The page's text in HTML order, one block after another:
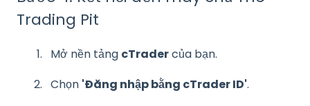
Trading Pit
Mở nền tảng cTradercủa bạn.
Chọn 'Đăng nhập bằng cTrader ID'.